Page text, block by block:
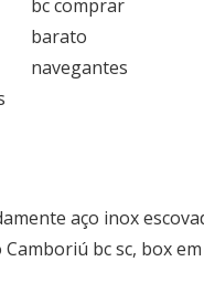
aço inox
bc sc, box